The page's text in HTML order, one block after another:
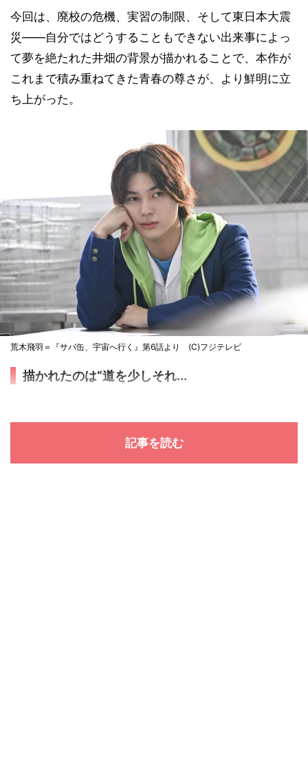
今回は、廃校の危機、実習の制限、そして東日本大震
災――自分ではどうすることもできない出来事によっ
て夢を絶たれた井畑の背景が描かれることで、本作が
これまで積み重ねてきた青春の尊さが、より鮮明に立
ち上がった。
荒木飛羽＝『サバ缶、宇宙へ行く』第6話より (C)フジテレビ
描かれたのは“道を少しそれ...
記事を読む